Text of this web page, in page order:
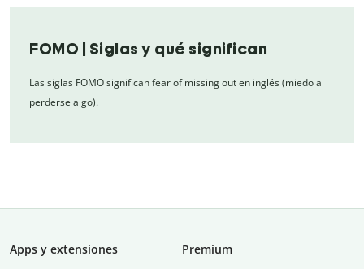
FOMO | Siglas y qué significan
Las siglas FOMO significan fear of missing out en inglés (miedo a
perderse algo).
Apps y extensiones
Premium